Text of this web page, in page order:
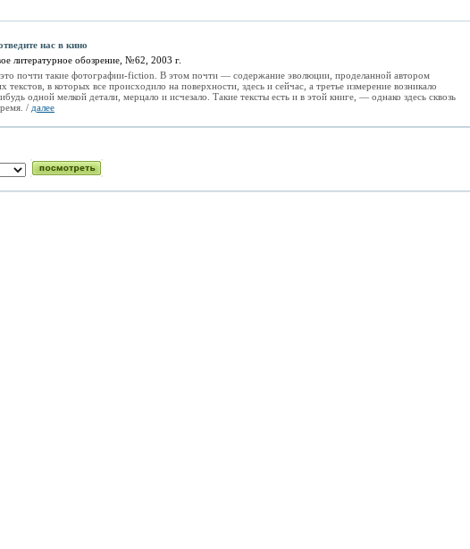
нас в кино
литературное обозрение, №62, 2003 г.
почти такие фотографии-fiction. В этом почти — содержание эволюции, проделанной автором
текстов, в которых все происходило на поверхности, здесь и сейчас, а третье измерение возникало
одной мелкой детали, мерцало и исчезало. Такие тексты есть и в этой книге, — однако здесь сквозь
/ далее